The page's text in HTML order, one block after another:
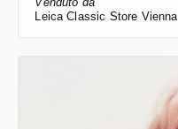
Leica Classic Store Vienna